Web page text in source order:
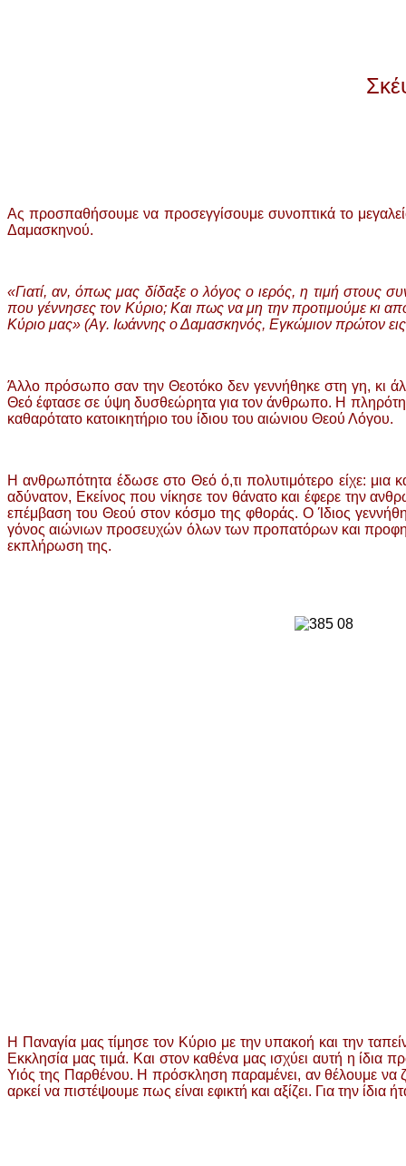
Ας προσπαθήσουμε να προσεγγίσουμε συνοπτικά το
Δαμασκηνού.
«Γιατί, αν, όπως μας δίδαξε ο λόγος ο ιερός, η τιμή
που γέννησες τον Κύριο; Και πως να μη την προτιμούμε κι
Κύριο μας» (Αγ. Ιωάννης ο Δαμασκηνός, Εγκώμιον πρώτον εις
Άλλο πρόσωπο σαν την Θεοτόκο δεν γεννήθηκε στη γη, κι
Θεό έφτασε σε ύψη δυσθεώρητα για τον άνθρωπο. Η
καθαρότατο κατοικητήριο του ίδιου του αιώνιου Θεού Λόγου.
Η ανθρωπότητα έδωσε στο Θεό ό,τι πολυτιμότερο είχε: μια
αδύνατον, Εκείνος που νίκησε τον θάνατο και έφερε την
επέμβαση του Θεού στον κόσμο της φθοράς. Ο Ίδιος
γόνος αιώνιων προσευχών όλων των προπατόρων και
εκπλήρωση της.
Η Παναγία μας τίμησε τον Κύριο με την υπακοή και την
Εκκλησία μας τιμά. Και στον καθένα μας ισχύει αυτή η
Υιός της Παρθένου. Η πρόσκληση παραμένει, αν θέλουμε να
αρκεί να πιστέψουμε πως είναι εφικτή και αξίζει. Για την